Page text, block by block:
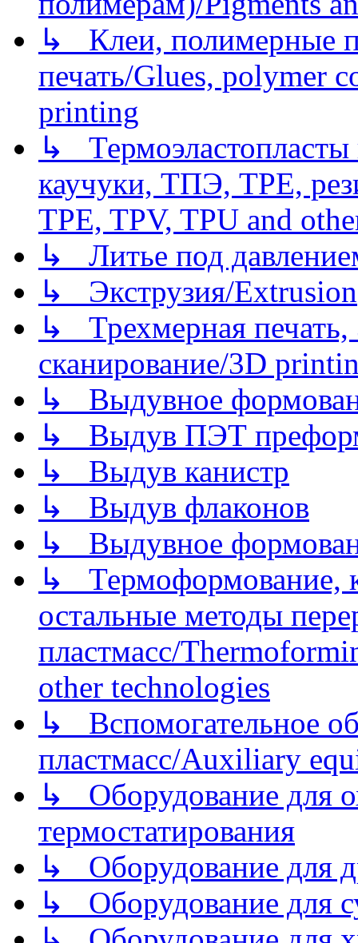
↳ Клеи, полимерные
печать/Glues, polymer
printing
↳
каучуки, ТПЭ, TPE,
TPE, TPV, TPU and
↳ Литье под
↳ Экструзия/Extrusion
↳ Трехмерная
сканирование/3D
↳ Выдувное
↳ Выдув ПЭТ
↳ Выдув канистр
↳ Выдув флаконов
↳ Выдувное
↳ Термоформование,
остальные методы
пластмасс/
other technologies
↳ Вспомогательное
пластмасс/Auxiliary
↳ Оборудование для
термостатирования
↳ Оборудование для
↳ Оборудование для